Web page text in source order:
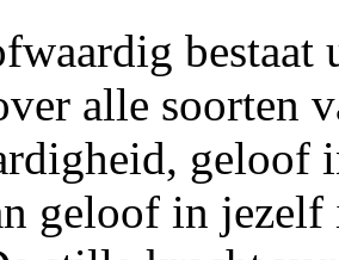
alle soorten
geloof
geloof in